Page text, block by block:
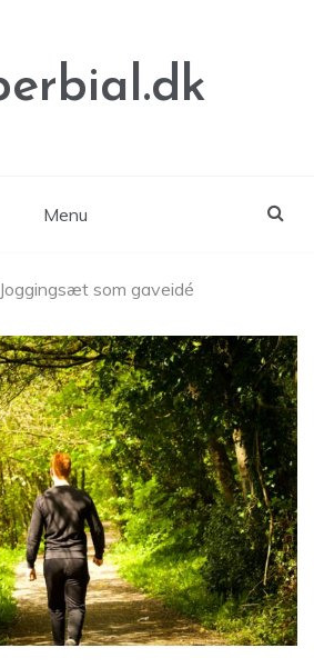
Menu
Joggingsæt som gaveidé